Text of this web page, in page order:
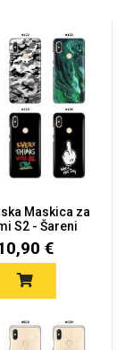
Maskica za
S2 - Šareni
motiv... €